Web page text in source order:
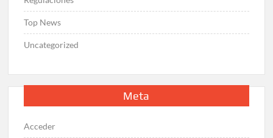
Top News
Uncategorized
Meta
Acceder